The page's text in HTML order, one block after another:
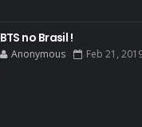
BTS no Brasil !
Anonymous Feb 21,